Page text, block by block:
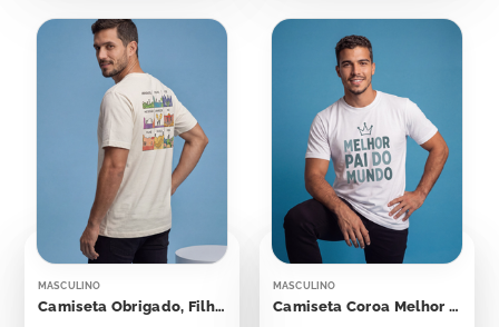
MASCULINO
Camiseta Obrigado, Filho,
MASCULINO
Camiseta Coroa Melhor Pai Do Mundo